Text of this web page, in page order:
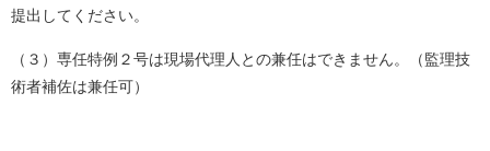
提出してください。
（３）専任特例２号は現場代理人との兼任はできません。（監理技
術者補佐は兼任可）